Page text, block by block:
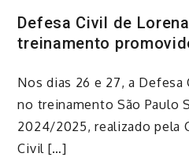
Defesa Civil de
treinamento
Nos dias 26 e 27, a Defesa
no treinamento São Paulo
2024/2025, realizado pela
Civil […]